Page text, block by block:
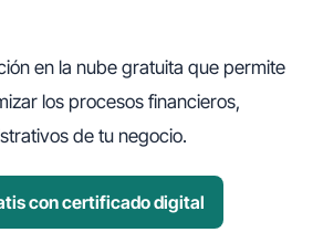
en la nube gratuita que permite
los procesos financieros,
de tu negocio.
con certificado digital